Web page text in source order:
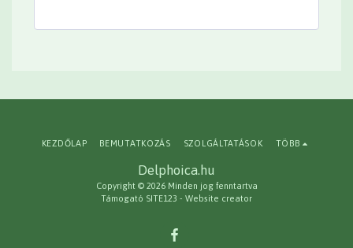
Delphoica.hu
Copyright © 2026 Minden jog fenntartva
Támogató SITE123 - Website creator
KEZDŐLAP BEMUTATKOZÁS SZOLGÁLTATÁSOK TÖBB